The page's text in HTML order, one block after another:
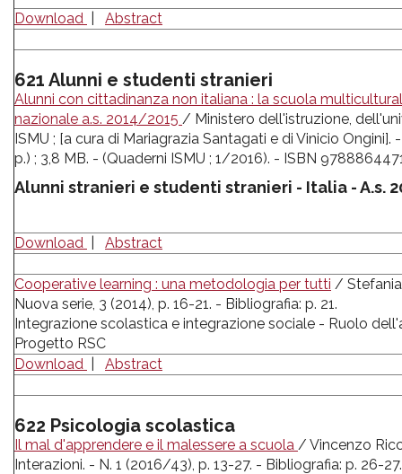
Download Abstract
621 Alunni e studenti stranieri
Alunni con cittadinanza non italiana : la scuola
nazionale a.s. 2014/2015 / Ministero dell'istruzione,
ISMU ; [a cura di Mariagrazia Santagati e di Vinicio Ongini].
p.) ; 3,8 MB. - (Quaderni ISMU ; 1/2016). - ISBN
Alunni stranieri e studenti stranieri - Italia - A.s.
Download Abstract
Cooperative learning : una metodologia per tutti / Stefania
Nuova serie, 3 (2014), p. 16-21. - Bibliografia: p. 21.
Integrazione scolastica e integrazione sociale - Ruolo
Progetto RSC
Download
Abstract
622 Psicologia scolastica
Il mal d'apprendere e il malessere a scuola / Vincenzo
Interazioni. - N. 1 (2016/43), p. 13-27. - Bibliografia: p. 26-27.